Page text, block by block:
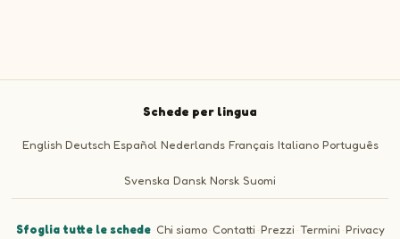
Schede per lingua
English Deutsch Español Nederlands Français Italiano Português
Svenska Dansk Norsk Suomi
Sfoglia tutte le schede · Chi siamo · Contatti ·Prezzi ·Termini ·Privacy